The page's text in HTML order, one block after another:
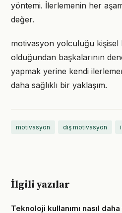
yöntemi. İlerlemenin her
değer.
motivasyon yolculuğu kişisel
olduğundan başkalarının
yapmak yerine kendi
daha sağlıklı bir yaklaşım.
motivasyon dış motivasyon
İlgili yazılar
Teknoloji kullanımı nasıl